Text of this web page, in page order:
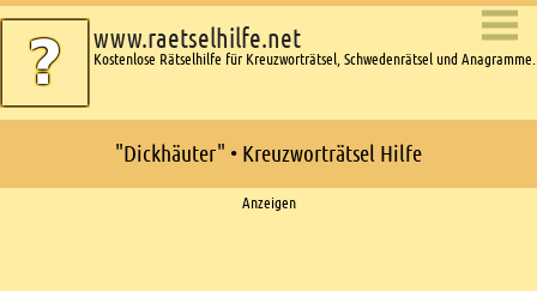
www.raetselhilfe.net
Kostenlose Rätselhilfe für Kreuzworträtsel, Schwedenrätsel und Anagramme.
"Dickhäuter" • Kreuzworträtsel Hilfe
Anzeigen